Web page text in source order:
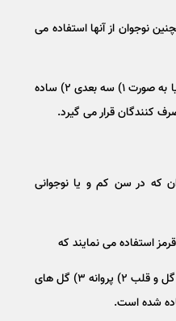
نوجوان از آنها استفاده می
این کاغذ های طرح دار ویژه بیشتر یا به صورت ۱) سه بعدی ۲) ساده
که در سن کم و یا نوجوانی
استفاده می نمایند که
در آنها از طرحهای ویژه ای نظیر: ۱ ) گل و قلب ۲) پروانه ۳) گل های